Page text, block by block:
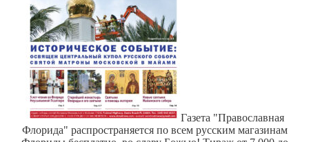
Газета "Православная
Флорида" распространяется по всем русским магазинам